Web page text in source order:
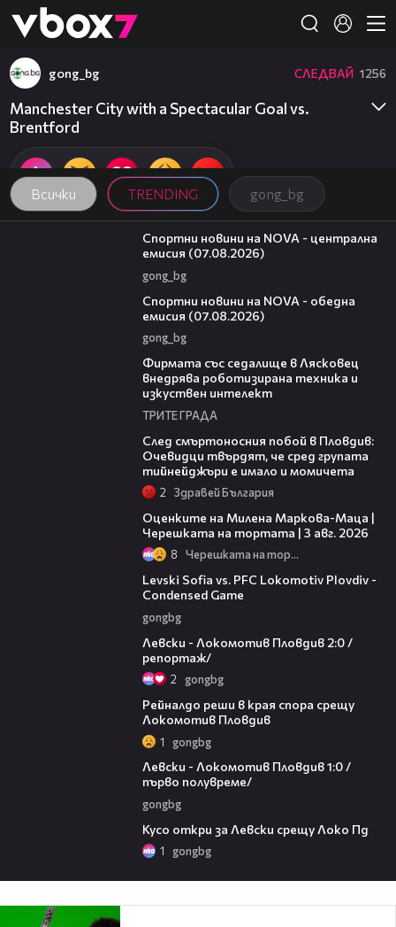
👾
Всички TRENDING gong_bg
gong_bg СЛЕДВАЙ 1256
Manchester City with a Spectacular Goal vs.
Brentford
05:18
Спортни новини на NOVA - централна
емисия (07.08.2026)
gong_bg
Спортни новини на NOVA - обедна
емисия (07.08.2026)
gong_bg
Фирмата със седалище в Лясковец
внедрява роботизирана техника и
изкуствен интелект
ТРИТЕ ГРАДА
След смъртоносния побой в Пловдив:
Очевидци твърдят, че сред групата
тийнейджъри е имало и момичета
2 Здравей България
Оценките на Милена Маркова-Маца |
Черешката на тортата | 3 авг. 2026
8 Черешката на тортата
Levski Sofia vs. PFC Lokomotiv Plovdiv -
Condensed Game
gongbg
Левски - Локомотив Пловдив 2:0 /
репортаж/
2 gongbg
Рейналдо реши в края спора срещу
Локомотив Пловдив
1 gongbg
Левски - Локомотив Пловдив 1:0 /
първо полувреме/
gongbg
Кусо откри за Левски срещу Локо Пд
1 gongbg